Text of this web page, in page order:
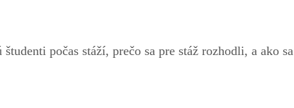
počas stáží, prečo sa pre stáž rozhodli, a ako